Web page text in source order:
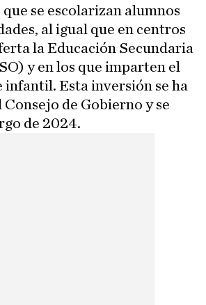
que se escolarizan alumnos
al igual que en centros
la Educación Secundaria
y en los que imparten el
infantil. Esta inversión se ha
de Gobierno y se
de 2024.